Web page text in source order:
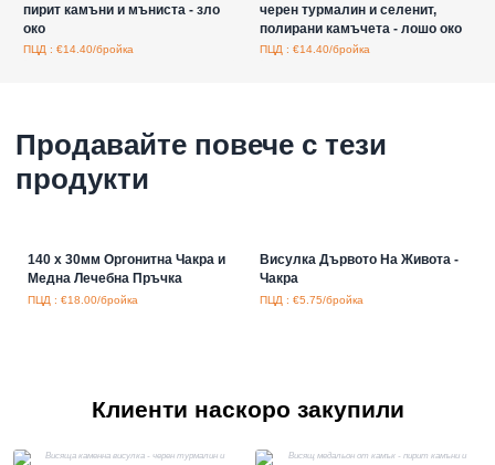
пирит камъни и мъниста - зло
око
ПЦД : €14.40/бройка
черен турмалин и селенит,
полирани камъчета - лошо око
ПЦД : €14.40/бройка
Продавайте повече с тези
продукти
140 x 30мм Оргонитна Чакра и
Медна Лечебна Пръчка
ПЦД : €18.00/бройка
Висулка Дървото На Живота -
Чакра
ПЦД : €5.75/бройка
Клиенти наскоро закупили